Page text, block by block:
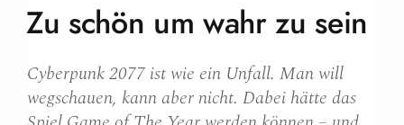
g
t
i
o
Zu schön um wahr zu sein
Cyberpunk 2077 ist wie ein Unfall. Man will
wegschauen, kann aber nicht. Dabei hätte das